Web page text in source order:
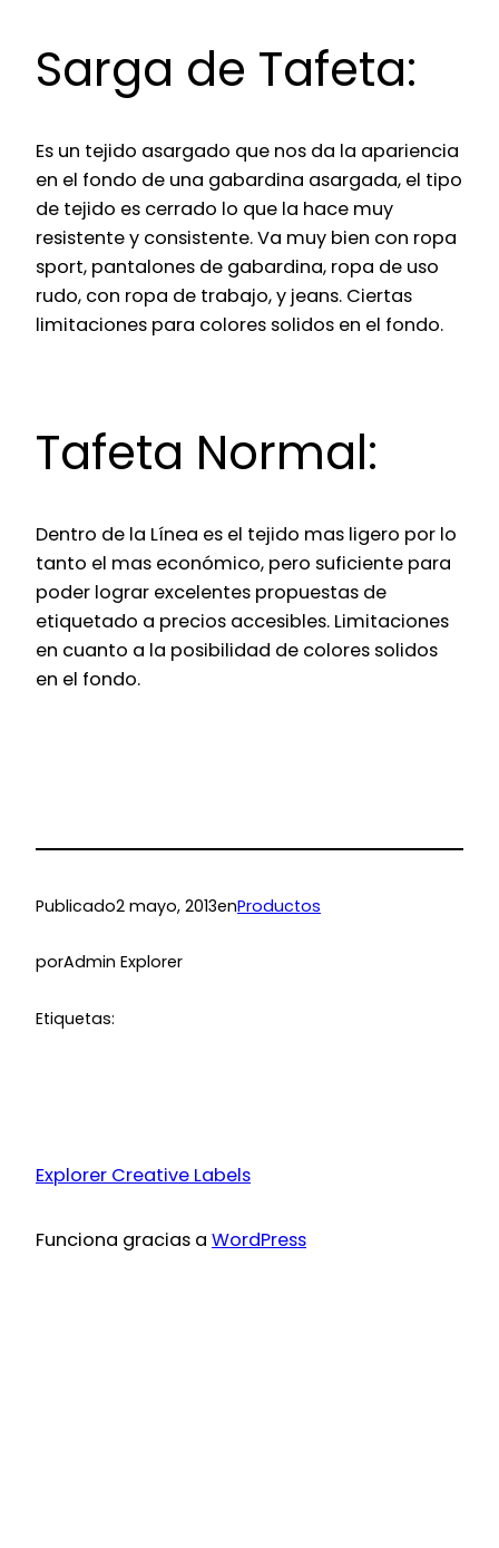
Sarga de Tafeta:
Es un tejido asargado que nos da la apariencia
en el fondo de una gabardina asargada, el tipo
de tejido es cerrado lo que la hace muy
resistente y consistente. Va muy bien con ropa
sport, pantalones de gabardina, ropa de uso
rudo, con ropa de trabajo, y jeans. Ciertas
limitaciones para colores solidos en el fondo.
Tafeta Normal:
Dentro de la Línea es el tejido mas ligero por lo
tanto el mas económico, pero suficiente para
poder lograr excelentes propuestas de
etiquetado a precios accesibles. Limitaciones
en cuanto a la posibilidad de colores solidos
en el fondo.
Publicado2 mayo, 2013enProductos
porAdmin Explorer
Etiquetas:
Explorer Creative Labels
Funciona gracias a WordPress